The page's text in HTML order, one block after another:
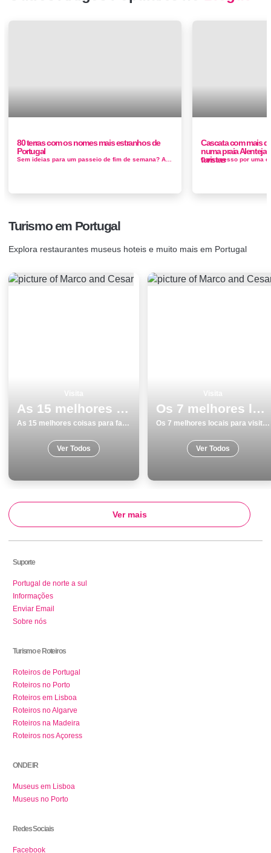
80 terras com os nomes mais estranhos de
Portugal
Cascata com mais
numa praia
turistas
Turismo em Portugal
Explora restaurantes museus hoteis e muito mais em Portugal
As 15 melhores coisas para fazer e visitar na Ericeira
As 15 melhores coisas para fazer e visitar na Ericeira
Ver Todos
Os 7 melhores locais para visitar em Vila do Bispo
Os 7 melhores locais para visitar em Vila do Bispo
Ver Todos
Ver mais
Suporte
Portugal de norte a sul
Informações
Enviar Email
Sobre nós
Turismo e Roteiros
Roteiros de Portugal
Roteiros no Porto
Roteiros em Lisboa
Roteiros no Algarve
Roteiros na Madeira
Roteiros nos Açoress
ONDE IR
Museus em Lisboa
Museus no Porto
Redes Sociais
Facebook